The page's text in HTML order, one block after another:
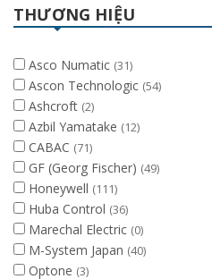
THƯƠNG HIỆU
Asco Numatic (31)
Ascon Technologic (54)
Ashcroft (2)
Azbil Yamatake (12)
CABAC (71)
GF (Georg Fischer) (49)
Honeywell (111)
Huba Control (36)
Marechal Electric (0)
M-System Japan (40)
Optone (3)